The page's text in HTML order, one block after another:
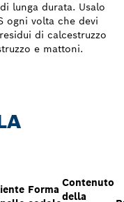
lunga durata. Usalo
ogni volta che devi
di calcestruzzo
e mattoni.
Forma
Contenuto
della